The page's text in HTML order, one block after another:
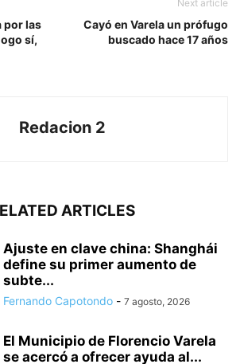
por las
sí,
Next article
Cayó en Varela un prófugo
buscado hace 17 años
Redacion 2
ARTICLES
Ajuste en clave china: Shanghái
define su primer aumento de
subte...
Fernando Capotondo - 7 agosto, 2026
El Municipio de Florencio Varela
se acercó a ofrecer ayuda al...